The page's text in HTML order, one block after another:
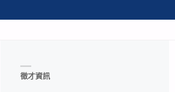
徵才資訊